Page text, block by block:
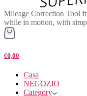
Mileage Correction Tool
while in motion, with
€0,00
Casa
NEGOZIO
Category